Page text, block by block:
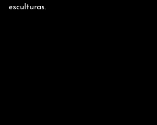
esculturas.